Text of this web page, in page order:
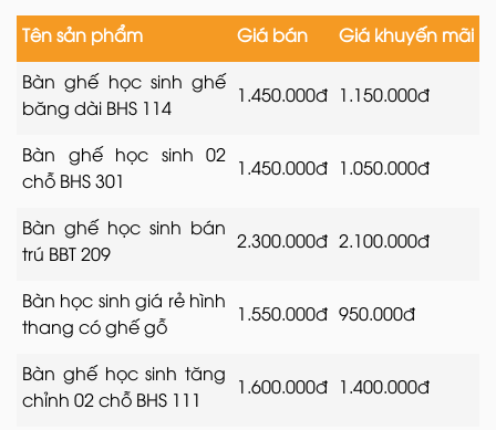
Tên sản phẩm Giá bán
Giá khuyến mãi
Bàn ghế học sinh ghế
băng dài BHS 114
1.450.000đ 1.150.000đ
Bàn ghế học sinh 02
chỗ BHS 301
1.450.000đ 1.050.000đ
Bàn ghế học sinh bán
trú BBT 209
2.300.000đ 2.100.000đ
Bàn học sinh giá rẻ hình
thang có ghế gỗ
1.550.000đ 950.000đ
Bàn ghế học sinh tăng
chỉnh 02 chỗ BHS 111
1.600.000đ 1.400.000đ